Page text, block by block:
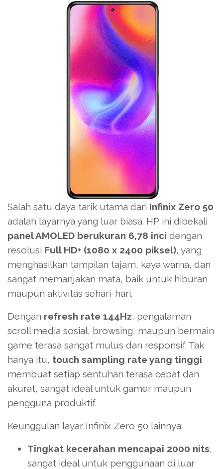
Salah satu daya tarik utama dari Infinix Zero 50
adalah layarnya yang luar biasa. HP ini dibekali
panel AMOLED berukuran 6,78 inci dengan
resolusi Full HD+ (1080 x 2400 piksel), yang
menghasilkan tampilan tajam, kaya warna, dan
sangat memanjakan mata, baik untuk hiburan
maupun aktivitas sehari-hari.
Dengan refresh rate 144Hz, pengalaman
scroll media sosial, browsing, maupun bermain
game terasa sangat mulus dan responsif. Tak
hanya itu, touch sampling rate yang tinggi
membuat setiap sentuhan terasa cepat dan
akurat, sangat ideal untuk gamer maupun
pengguna produktif.
Keunggulan layar Infinix Zero 50 lainnya:
Tingkat kecerahan mencapai 2000 nits,
sangat ideal untuk penggunaan di luar